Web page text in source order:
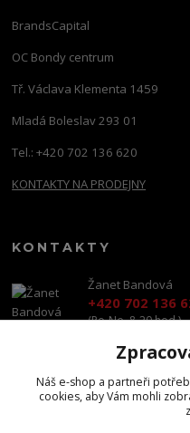
BrandsCapital
OC Bondy centrum
Tř. Václava Klementa 1459
Mladá Boleslav 293 01
Tel.: +420 702 136 620
KONTAKTY NA PRODEJNY
KONTAKTY
Žanet Bandová
+420 702 136
(Po-Ne, 8-20 hod.)
Náš e-shop a partneři
cookies, aby Vám mohli